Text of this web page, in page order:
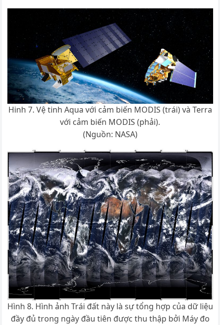
Hinh 7. Vệ tinh Aqua với cảm biến MODIS (trái) và Terra
với cảm biến MODIS (phải).
(Nguồn: NASA)
Hình 8. Hình ảnh Trái đất này là sự tổng hợp của dữ liệu
đầy đủ trong ngày đầu tiên được thu thập bởi Máy đo